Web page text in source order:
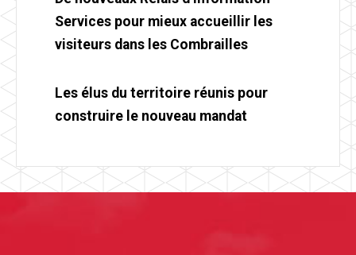
Services pour mieux accueillir les
visiteurs dans les Combrailles
Les élus du territoire réunis pour
construire le nouveau mandat